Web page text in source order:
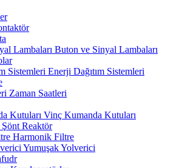
Buton ve Sinyal Lambaları
Enerji Dağıtım Sistemleri
Zaman Saatleri
Vinç Kumanda Kutuları
Şönt Reaktör
Harmonik Filtre
Yumuşak Yolverici